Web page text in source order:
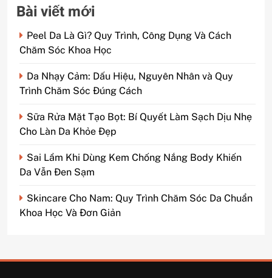
Bài viết mới
Peel Da Là Gì? Quy Trình, Công Dụng Và Cách
Chăm Sóc Khoa Học
Da Nhạy Cảm: Dấu Hiệu, Nguyên Nhân và Quy
Trình Chăm Sóc Đúng Cách
Sữa Rửa Mặt Tạo Bọt: Bí Quyết Làm Sạch Dịu Nhẹ
Cho Làn Da Khỏe Đẹp
Sai Lầm Khi Dùng Kem Chống Nắng Body Khiến
Da Vẫn Đen Sạm
Skincare Cho Nam: Quy Trình Chăm Sóc Da Chuẩn
Khoa Học Và Đơn Giản